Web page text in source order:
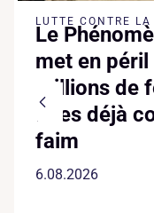
LUTTE CONTRE LA
Le
met en
millions de
filles déjà
faim
6.08.2026